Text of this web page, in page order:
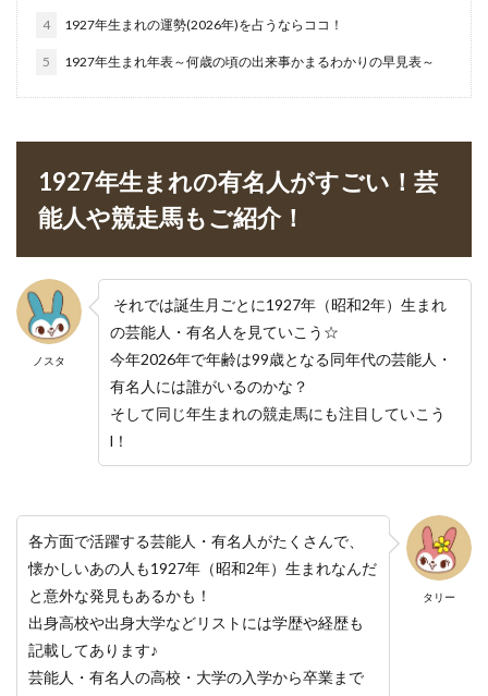
4 1927年生まれの運勢(2026年)を占うならココ！
5 1927年生まれ年表～何歳の頃の出来事かまるわかりの早見表～
1927年生まれの有名人がすごい！芸
能人や競走馬もご紹介！
ノスタ
それでは誕生月ごとに1927年（昭和2年）生まれ
の芸能人・有名人を見ていこう☆
今年2026年で年齢は99歳となる同年代の芸能人・
有名人には誰がいるのかな？
そして同じ年生まれの競走馬にも注目していこう
l！
タリー
各方面で活躍する芸能人・有名人がたくさんで、
懐かしいあの人も1927年（昭和2年）生まれなんだ
と意外な発見もあるかも！
出身高校や出身大学などリストには学歴や経歴も
記載してあります♪
芸能人・有名人の高校・大学の入学から卒業まで